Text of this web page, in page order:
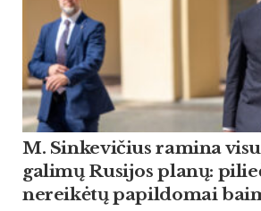
M. Sinkevičius ramina
galimų Rusijos planų:
nereikėtų papildomai